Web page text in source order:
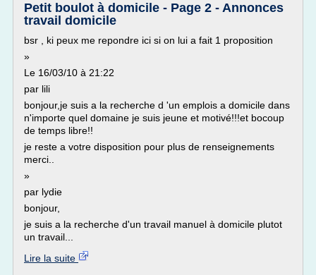
Petit boulot à domicile - Page 2 - Annonces
travail domicile
bsr , ki peux me repondre ici si on lui a fait 1 proposition
»
Le 16/03/10 à 21:22
par lili
bonjour,je suis a la recherche d 'un emplois a domicile dans
n'importe quel domaine je suis jeune et motivé!!!et bocoup
de temps libre!!
je reste a votre disposition pour plus de renseignements
merci..
»
par lydie
bonjour,
je suis a la recherche d'un travail manuel à domicile plutot
un travail...
Lire la suite